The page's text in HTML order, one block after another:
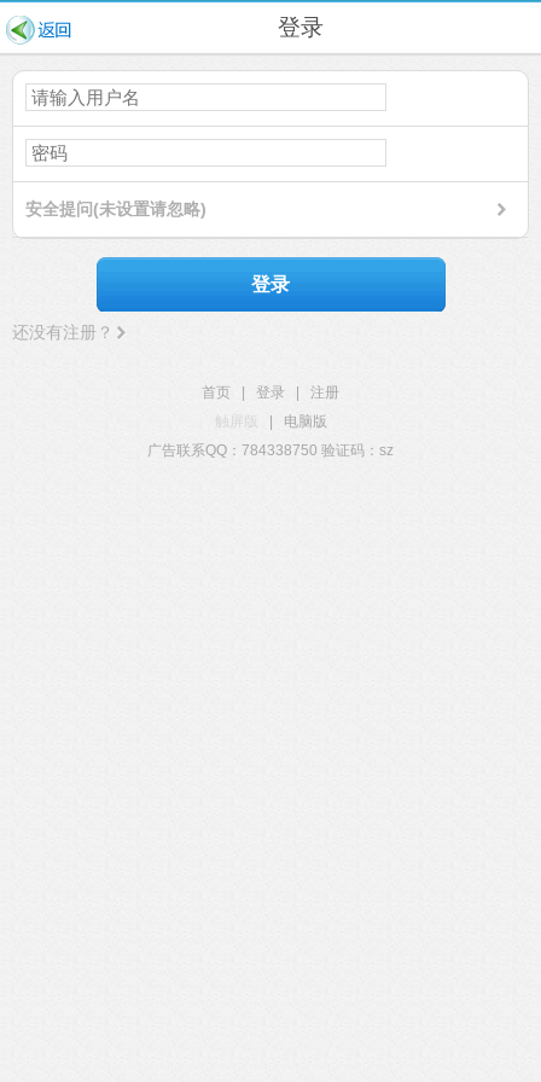
登录
安全提问(未设置请忽略)
登录
还没有注册？
首页 登录
注册
触屏版
电脑版
广告联系QQ：784338750 验证码：sz